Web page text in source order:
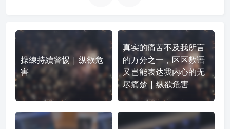
操練持續警惕 | 纵欲危
害
真实的痛苦不及我所言
的万分之一，区区数语
又岂能表达我内心的无
尽痛楚 | 纵欲危害